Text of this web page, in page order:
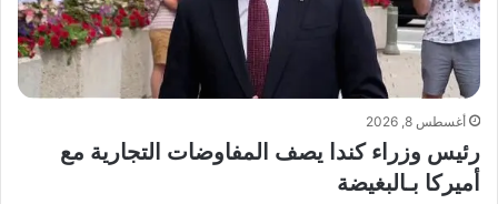
أغسطس 8, 2026
رئيس وزراء كندا يصف المفاوضات التجارية مع
أميركا بـالبغيضة